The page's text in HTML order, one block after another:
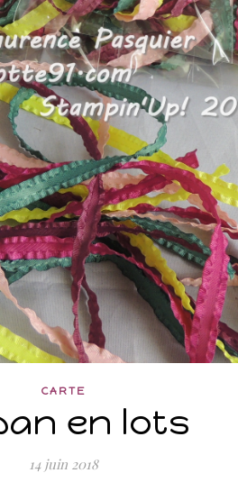
CARTE
en lots
14 juin 2018